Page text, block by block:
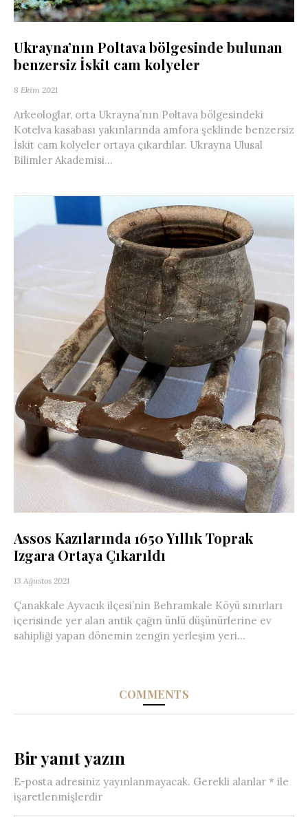
Ukrayna’nın Poltava bölgesinde bulunan
benzersiz İskit cam kolyeler
8 Ekim 2021
Arkeologlar, orta Ukrayna’nın Poltava bölgesindeki
Kotelva kasabası yakınlarında amfora şeklinde benzersiz
İskit cam kolyeler ortaya çıkardılar. Ukrayna Ulusal
Bilimler Akademisi...
Assos Kazılarında 1650 Yıllık Toprak
Izgara Ortaya Çıkarıldı
13 Ağustos 2021
Çanakkale Ayvacık ilçesi’nin Behramkale Köyü sınırları
içerisinde yer alan antik çağın ünlü düşünürlerine ev
sahipliği yapan dönemin zengin yerleşim yeri...
COMMENTS
Bir yanıt yazın
E-posta adresiniz yayınlanmayacak. Gerekli alanlar * ile
işaretlenmişlerdir